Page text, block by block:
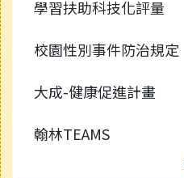
學習扶助科技化評量
校園性別事件防治規定
大成-健康促進計畫
翰林TEAMS